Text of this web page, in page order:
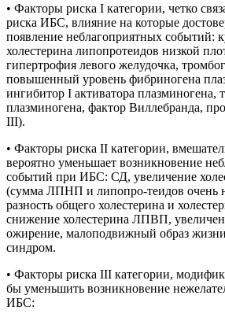
• Факторы риска I категории, четко
риска ИБС, влияние на которые
появление неблагоприятных событий:
холестерина липопротеидов низкой
гипертрофия левого желудочка,
повышенный уровень фибриногена
ингибитор I активатора плазминогена,
плазминогена, фактор Виллебранда,
III).
• Факторы риска II категории,
вероятно уменьшает возникновение
событий при ИБС: СД, увеличение
(сумма ЛПНП и липопро-теидов очень
разность общего холестерина и
снижение холестерина ЛПВП,
ожирение, малоподвижный образ
синдром.
• Факторы риска III категории,
бы уменьшить возникновение
ИБС: